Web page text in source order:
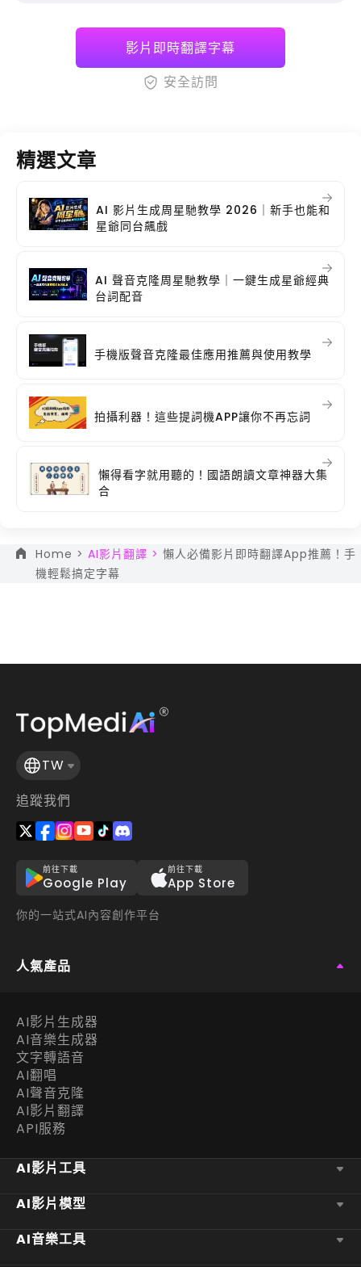
影片即時翻譯字幕
安全訪問
精選文章
AI 影片生成周星馳教學 2026｜新手也能和
星爺同台飆戲
AI 聲音克隆周星馳教學｜一鍵生成星爺經典
台詞配音
手機版聲音克隆最佳應用推薦與使用教學
拍攝利器！這些提詞機APP讓你不再忘詞
懶得看字就用聽的！國語朗讀文章神器大集
合
Home > AI影片翻譯 > 懶人必備影片即時翻譯App推薦！手
機輕鬆搞定字幕
TW
追蹤我們
前往下載
Google Play
前往下載
App Store
你的一站式AI內容創作平台
人氣產品
AI影片生成器
AI音樂生成器
文字轉語音
AI翻唱
AI聲音克隆
AI影片翻譯
API服務
AI影片工具
AI影片模型
AI音樂工具